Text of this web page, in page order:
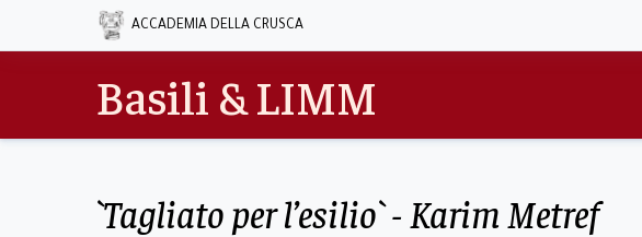
ACCADEMIA DELLA CRUSCA
Basili & LIMM
`Tagliato per l’esilio` - Karim Metref